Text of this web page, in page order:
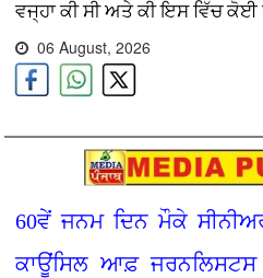
ਵਜ੍ਹਾ ਕੀ ਸੀ ਅਤੇ ਕੀ ਇਸ ਵਿੱਚ ਕੋਈ
06 August, 2026
60ਵੇਂ ਜਨਮ ਦਿਨ ਮੌਕੇ
ਕਾਊਂਸਿਲ ਆਫ਼ ਜਰਨਲਿਸਟਸ